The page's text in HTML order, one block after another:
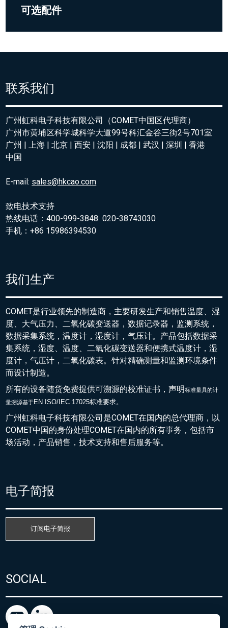
可选配件
联系我们
广州虹科电子科技有限公司（COMET中国区代理商）
广州市黄埔区科学城科学大道99号科汇金谷三街2号701室
广州 | 上海 | 北京 | 西安 | 沈阳 | 成都 | 武汉 | 深圳 | 香港
中国
E-mail: sales@hkcao.com
致电技术支持
热线电话：400-999-3848 020-38743030
手机：+86 15986394530
我们生产
COMET是行业领先的制造商，主要研发生产和销售温度、湿
度、大气压力、二氧化碳变送器，数据记录器，监测系统，
数据采集系统，温度计，湿度计，气压计。产品包括数据采
集系统，湿度、温度、二氧化碳变送器和便携式温度计，湿
度计，气压计，二氧化碳表。针对精确测量和监测环境条件
而设计制造。
所有的设备随货免费提供可溯源的校准证书，声明标准量具的计
量溯源基于EN ISO/IEC 17025标准要求。
广州虹科电子科技有限公司是COMET在国内的总代理商，以
COMET中国的身份处理COMET在国内的所有事务，包括市
场活动，产品销售，技术支持和售后服务等。
电子简报
订阅电子简报
SOCIAL